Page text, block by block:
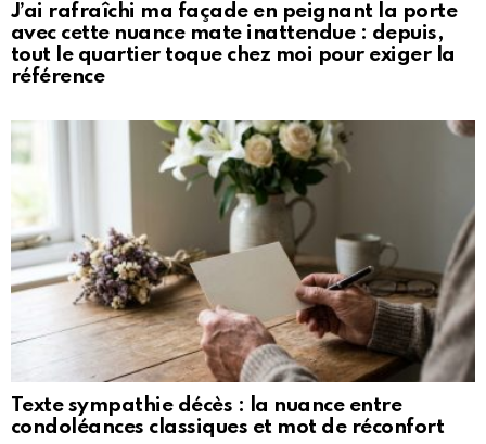
J’ai rafraîchi ma façade en peignant la porte
avec cette nuance mate inattendue : depuis,
tout le quartier toque chez moi pour exiger la
référence
Texte sympathie décès : la nuance entre
condoléances classiques et mot de réconfort